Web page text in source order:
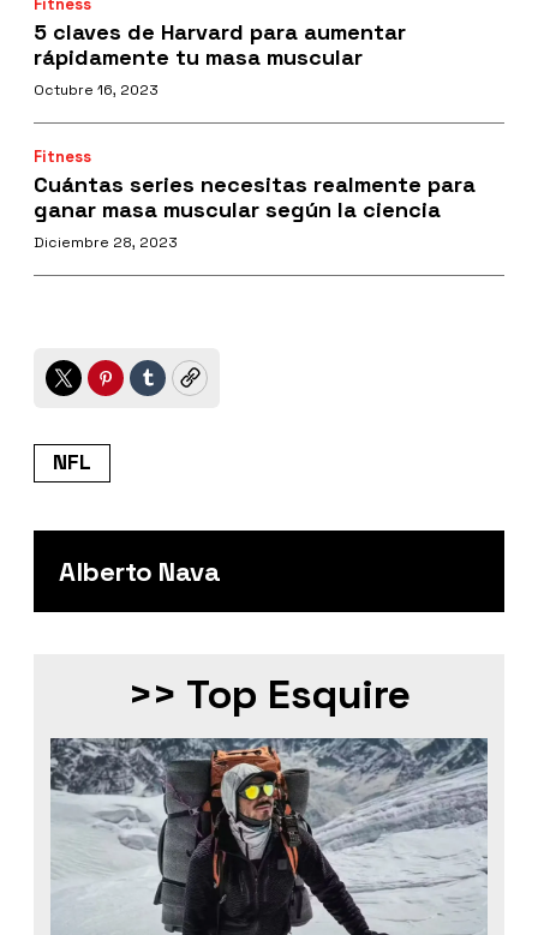
5 claves de Harvard para aumentar
rápidamente tu masa muscular
Octubre 16, 2023
Fitness
Cuántas series necesitas realmente para
ganar masa muscular según la ciencia
Diciembre 28, 2023
TwitterPinterest
TumblrCopy
NFL
Alberto Nava
>> Top Esquire